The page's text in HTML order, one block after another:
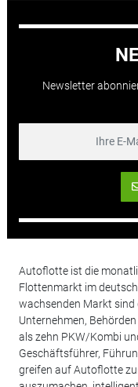
Newsletter
Autoflotte ist die
Flottenmarkt im
wachsenden Markt sind
Unternehmen,
als zehn PKW/Kombi
Geschäftsführer,
greifen auf Autoflotte